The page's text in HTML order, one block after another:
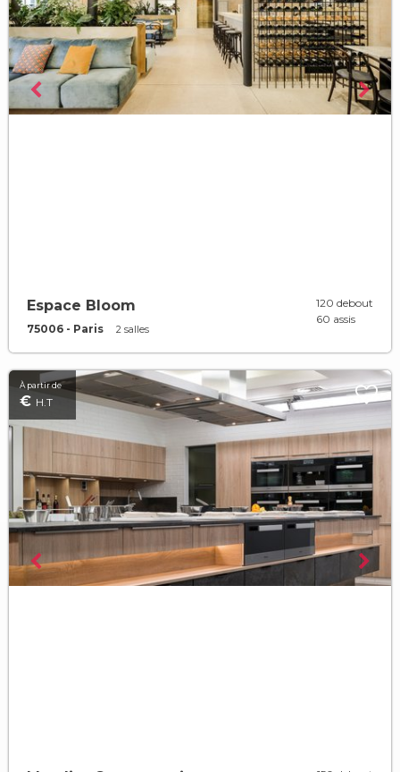
Espace Bloom
75006 - Paris 2 salles
120 debout
60 assis
À partir de
€ H.T